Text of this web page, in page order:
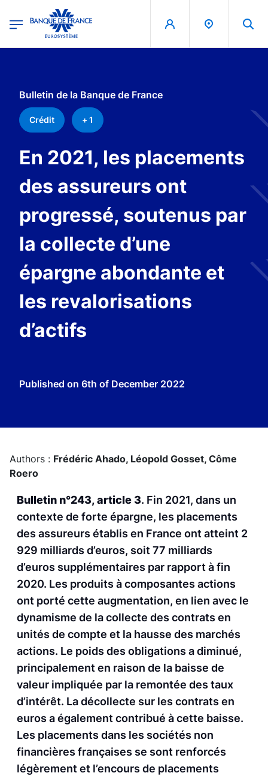
Banque de France - Menu Principal
Bulletin de la Banque de France
Crédit + 1
En 2021, les placements
des assureurs ont
progressé, soutenus par
la collecte d’une
épargne abondante et
les revalorisations
d’actifs
Published on 6th of December 2022
Authors : Frédéric Ahado, Léopold Gosset, Côme
Roero
Bulletin n°243, article 3. Fin 2021, dans un
contexte de forte épargne, les placements
des assureurs établis en France ont atteint 2
929 milliards d’euros, soit 77 milliards
d’euros supplémentaires par rapport à fin
2020. Les produits à composantes actions
ont porté cette augmentation, en lien avec le
dynamisme de la collecte des contrats en
unités de compte et la hausse des marchés
actions. Le poids des obligations a diminué,
principalement en raison de la baisse de
valeur impliquée par la remontée des taux
d’intérêt. La décollecte sur les contrats en
euros a également contribué à cette baisse.
Les placements dans les sociétés non
financières françaises se sont renforcés
légèrement et l’encours de placements